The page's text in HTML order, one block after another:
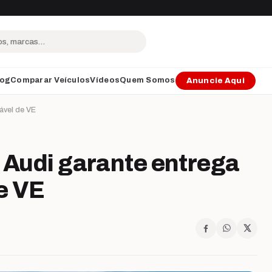
Comparar VeículosVídeosQuem Somos Anuncie Aqui
de VE
garante entrega
VE